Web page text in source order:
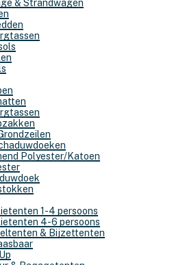
& Strandwagen
Polyester/Katoen
1-4 persoons
4-6 persoons
& Bijzettenten